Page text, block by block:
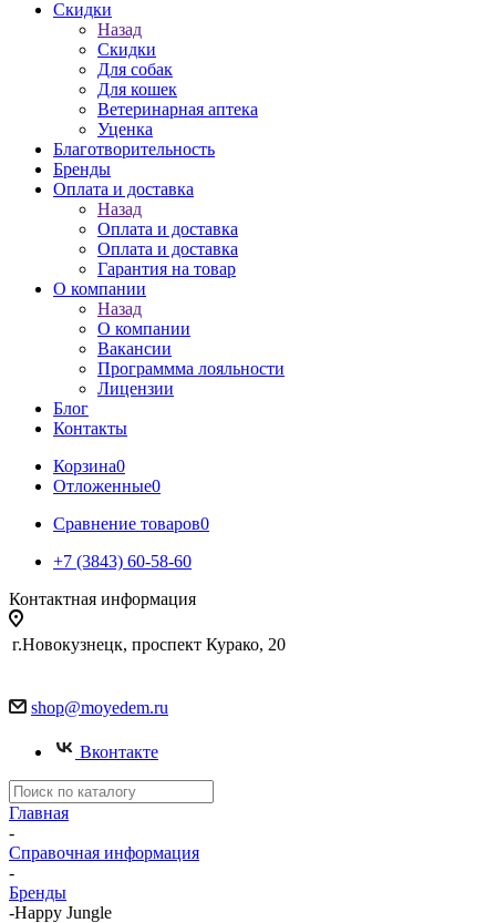
Скидки
Назад
Скидки
Для собак
Для кошек
Ветеринарная аптека
Уценка
Благотворительность
Бренды
Оплата и доставка
Назад
Оплата и доставка
Оплата и доставка
Гарантия на товар
О компании
Назад
О компании
Вакансии
Программма лояльности
Лицензии
Блог
Контакты
Корзина0
Отложенные0
Сравнение товаров0
+7 (3843) 60-58-60
Контактная информация
г.Новокузнецк, проспект Курако, 20
shop@moyedem.ru
Вконтакте
Главная
-
Справочная информация
-
Бренды
-Happy Jungle